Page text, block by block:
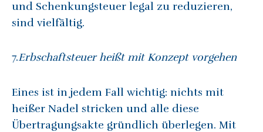
und Schenkungsteuer legal zu reduzieren,
sind vielfältig.
7.Erbschaftsteuer heißt mit Konzept vorgehen
Eines ist in jedem Fall wichtig: nichts mit
heißer Nadel stricken und alle diese
Übertragungsakte gründlich überlegen. Mit